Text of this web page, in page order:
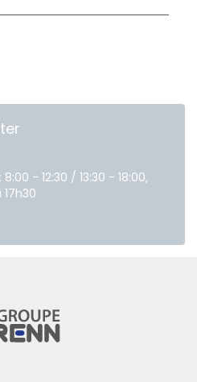
- 12:30 / 13:30 - 18:00,